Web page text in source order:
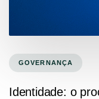
GOVERNANÇA
Identidade: o